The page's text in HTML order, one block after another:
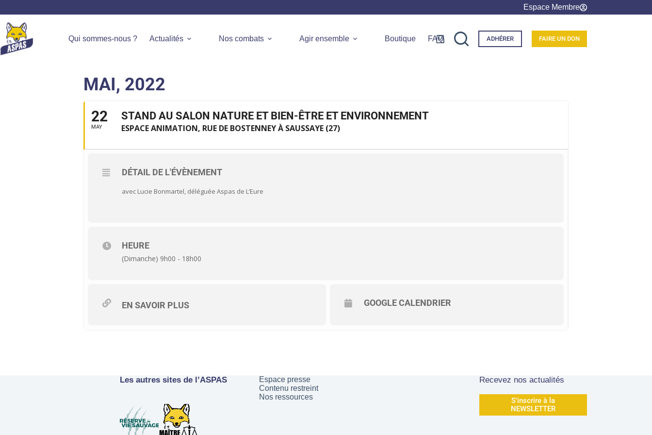
Espace Membre
Qui sommes-nous ? Actualités Nos combats Agir ensemble Boutique FAQ ADHÉRER FAIRE UN DON
MAI, 2022
22
MAY
STAND AU SALON NATURE ET BIEN-ÊTRE ET ENVIRONNEMENT
ESPACE ANIMATION, RUE DE BOSTENNEY À SAUSSAYE (27)
DÉTAIL DE L'ÉVÈNEMENT
avec Lucie Bonmartel, déléguée Aspas de L’Eure
HEURE
(Dimanche) 9h00 - 18h00
EN SAVOIR PLUS GOOGLE CALENDRIER
Les autres sites de l’ASPAS
Espace presse
Contenu restreint
Nos ressources
Recevez nos actualités
S'inscrire à la
NEWSLETTER